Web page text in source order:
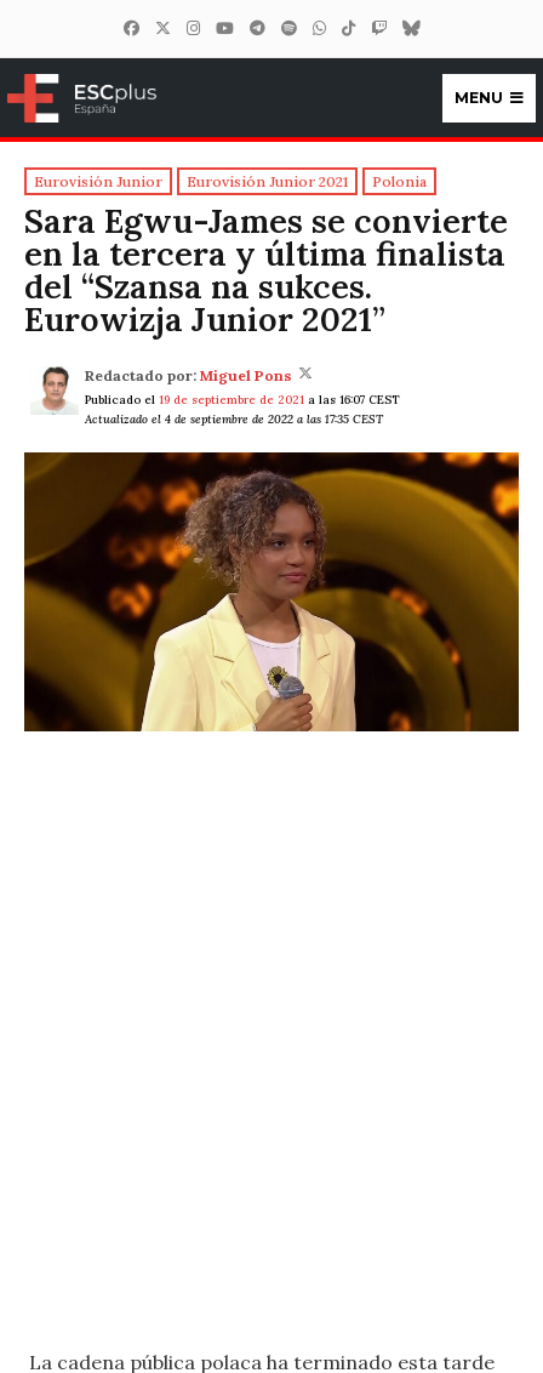
ESCplus España
MENU
Eurovisión Junior Eurovisión Junior 2021 Polonia
Sara Egwu-James se convierte
en la tercera y última finalista
del “Szansa na sukces.
Eurowizja Junior 2021”
Redactado por: Miguel Pons
Publicado el 19 de septiembre de 2021 a las 16:07 CEST
Actualizado el 4 de septiembre de 2022 a las 17:35 CEST
La cadena pública polaca ha terminado esta tarde